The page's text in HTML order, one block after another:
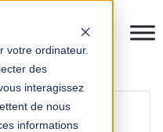
votre ordinateur.
des
interagissez
de nous
informations